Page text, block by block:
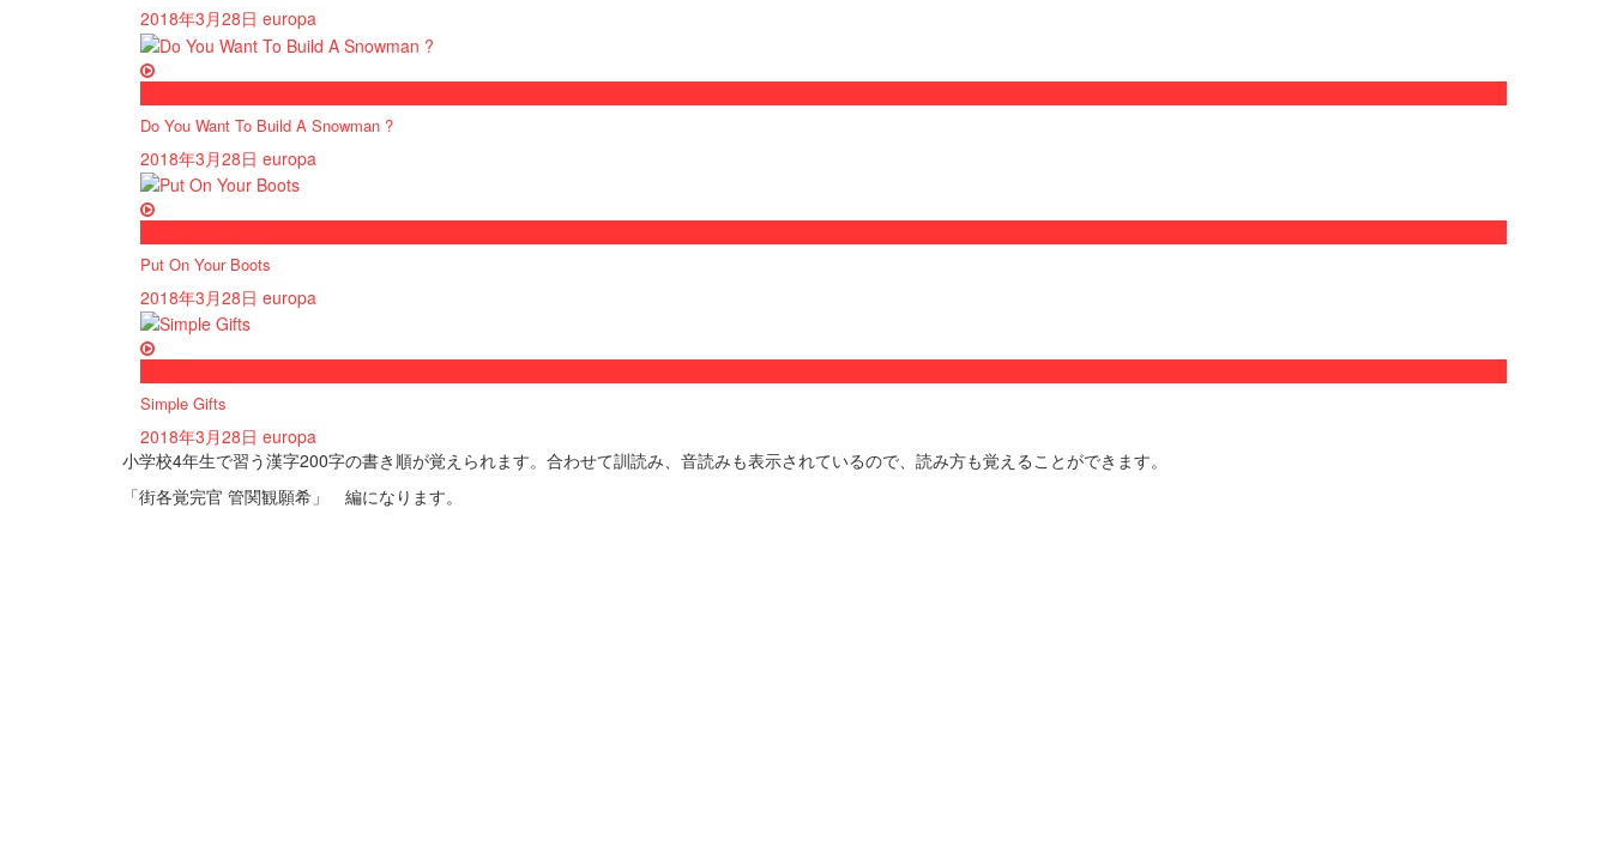
2018年3月28日 europa
Do You Want To Build A Snowman ?
2018年3月28日 europa
Put On Your Boots
2018年3月28日 europa
Simple Gifts
2018年3月28日 europa
小学校4年生で習う漢字200字の書き順が覚えられます。合わせて訓読み、音読みも表示されているので、読み方も覚えることができます。
「街各覚完官 管関観願希」 編になります。